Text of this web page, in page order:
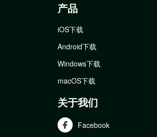
产品
iOS下载
Android下载
Windows下载
macOS下载
关于我们
Facebook